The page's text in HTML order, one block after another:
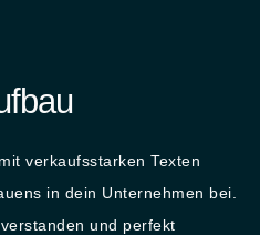
verkaufsstarken Texten
in dein Unternehmen bei.
und perfekt